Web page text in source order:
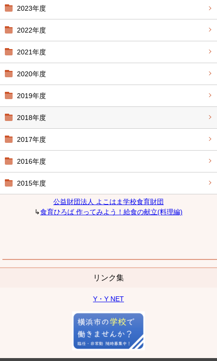
2023年度
2022年度
2021年度
2020年度
2019年度
2018年度
2017年度
2016年度
2015年度
公益財団法人 よこはま学校食育財団
↳食育ひろば 作ってみよう！給食の献立(料理編)
リンク集
Y・Y NET